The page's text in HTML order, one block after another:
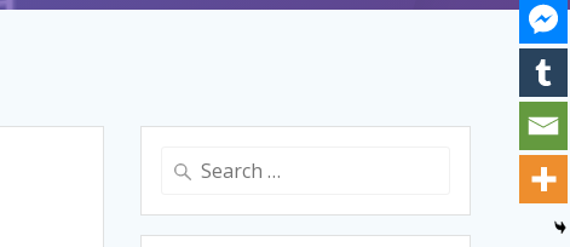
Search